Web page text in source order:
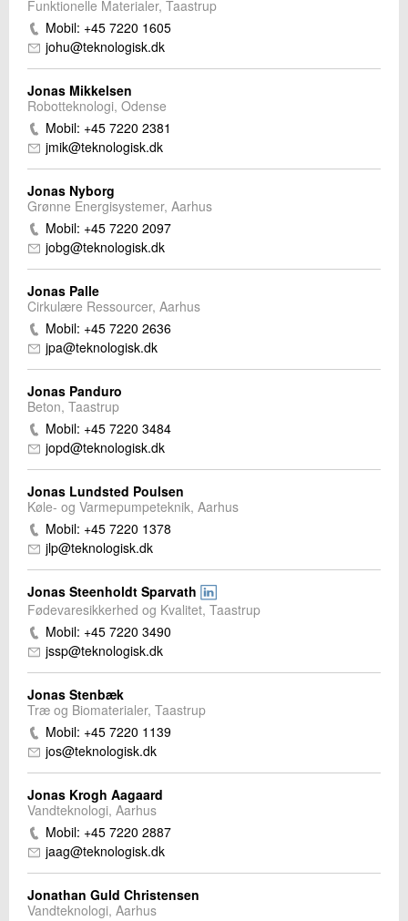
Funktionelle Materialer, Taastrup
Mobil: +45 7220 1605
johu@teknologisk.dk
Jonas Mikkelsen
Robotteknologi, Odense
Mobil: +45 7220 2381
jmik@teknologisk.dk
Jonas Nyborg
Grønne Energisystemer, Aarhus
Mobil: +45 7220 2097
jobg@teknologisk.dk
Jonas Palle
Cirkulære Ressourcer, Aarhus
Mobil: +45 7220 2636
jpa@teknologisk.dk
Jonas Panduro
Beton, Taastrup
Mobil: +45 7220 3484
jopd@teknologisk.dk
Jonas Lundsted Poulsen
Køle- og Varmepumpeteknik, Aarhus
Mobil: +45 7220 1378
jlp@teknologisk.dk
Jonas Steenholdt Sparvath
Fødevaresikkerhed og Kvalitet, Taastrup
Mobil: +45 7220 3490
jssp@teknologisk.dk
Jonas Stenbæk
Træ og Biomaterialer, Taastrup
Mobil: +45 7220 1139
jos@teknologisk.dk
Jonas Krogh Aagaard
Vandteknologi, Aarhus
Mobil: +45 7220 2887
jaag@teknologisk.dk
Jonathan Guld Christensen
Vandteknologi, Aarhus